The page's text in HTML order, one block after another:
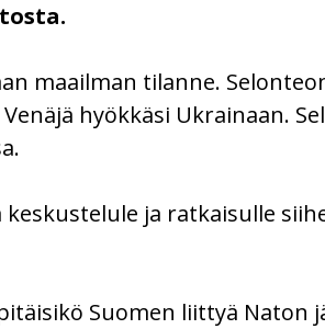
maailman tilanne.
hyökkäsi Ukrainaan.
ja ratkaisulle
Suomen liittyä Naton